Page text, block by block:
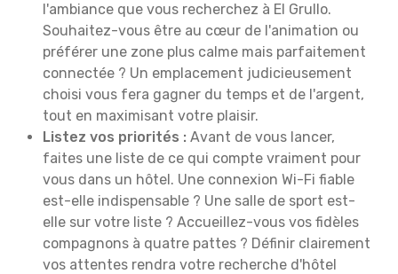
l'ambiance que vous recherchez à El Grullo.
Souhaitez-vous être au cœur de l'animation ou
préférer une zone plus calme mais parfaitement
connectée ? Un emplacement judicieusement
choisi vous fera gagner du temps et de l'argent,
tout en maximisant votre plaisir.
Listez vos priorités : Avant de vous lancer,
faites une liste de ce qui compte vraiment pour
vous dans un hôtel. Une connexion Wi-Fi fiable
est-elle indispensable ? Une salle de sport est-
elle sur votre liste ? Accueillez-vous vos fidèles
compagnons à quatre pattes ? Définir clairement
vos attentes rendra votre recherche d'hôtel